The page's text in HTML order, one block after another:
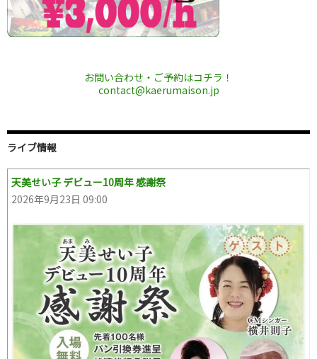
お問い合わせ・ご予約はコチラ！
contact@kaerumaison.jp
ライブ情報
天美せい子 デビュー10周年 感謝祭
2026年9月23日 09:00